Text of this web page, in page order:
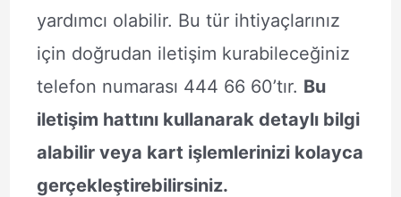
yardımcı olabilir. Bu tür ihtiyaçlarınız
için doğrudan iletişim kurabileceğiniz
telefon numarası 444 66 60’tır. Bu
iletişim hattını kullanarak detaylı bilgi
alabilir veya kart işlemlerinizi kolayca
gerçekleştirebilirsiniz.